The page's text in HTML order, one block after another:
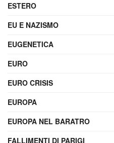
ESTERO
EU E NAZISMO
EUGENETICA
EURO
EURO CRISIS
EUROPA
EUROPA NEL BARATRO
FALLIMENTI DI PARIGI